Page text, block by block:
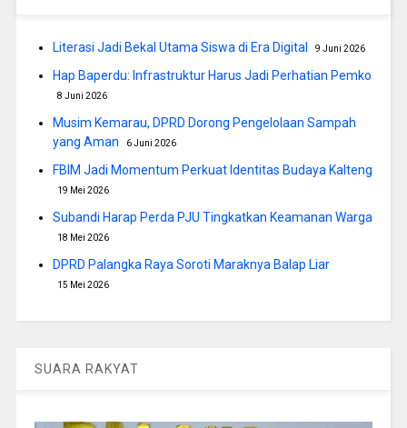
Literasi Jadi Bekal Utama Siswa di Era Digital 9 Juni 2026
Hap Baperdu: Infrastruktur Harus Jadi Perhatian Pemko
8 Juni 2026
Musim Kemarau, DPRD Dorong Pengelolaan Sampah
yang Aman
6 Juni 2026
FBIM Jadi Momentum Perkuat Identitas Budaya Kalteng
19 Mei 2026
Subandi Harap Perda PJU Tingkatkan Keamanan Warga
18 Mei 2026
DPRD Palangka Raya Soroti Maraknya Balap Liar
15 Mei 2026
SUARA RAKYAT